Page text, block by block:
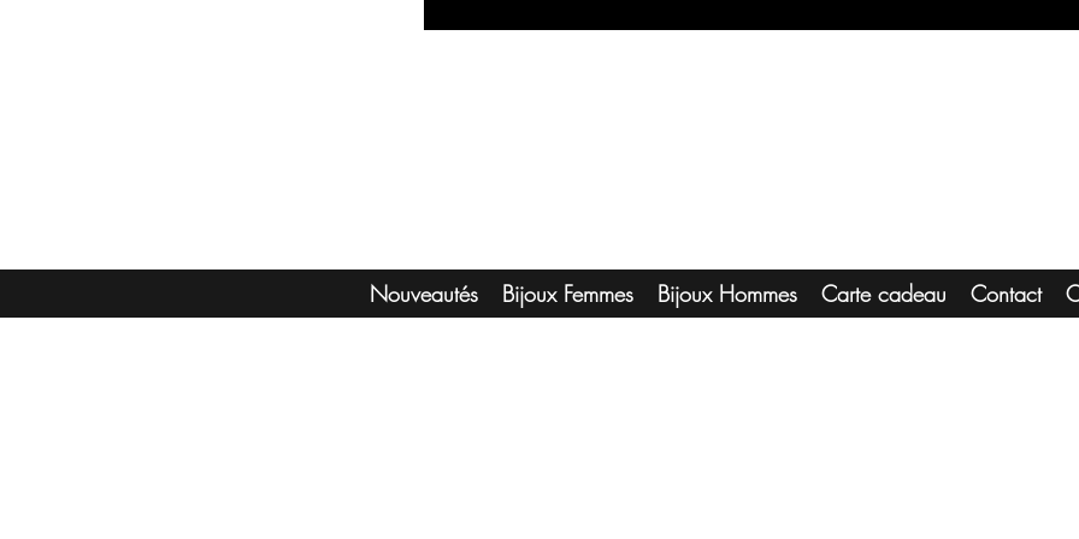
Nouveautés Bijoux Femmes Bijoux Hommes Carte cadeau Contact